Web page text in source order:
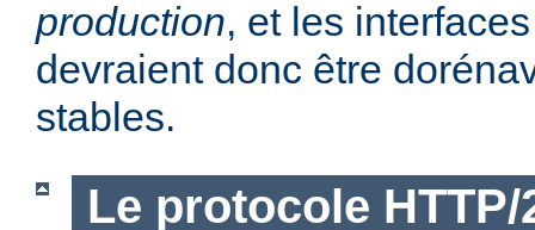
production, et les
devraient donc être
stables.
Le protocole HTTP/